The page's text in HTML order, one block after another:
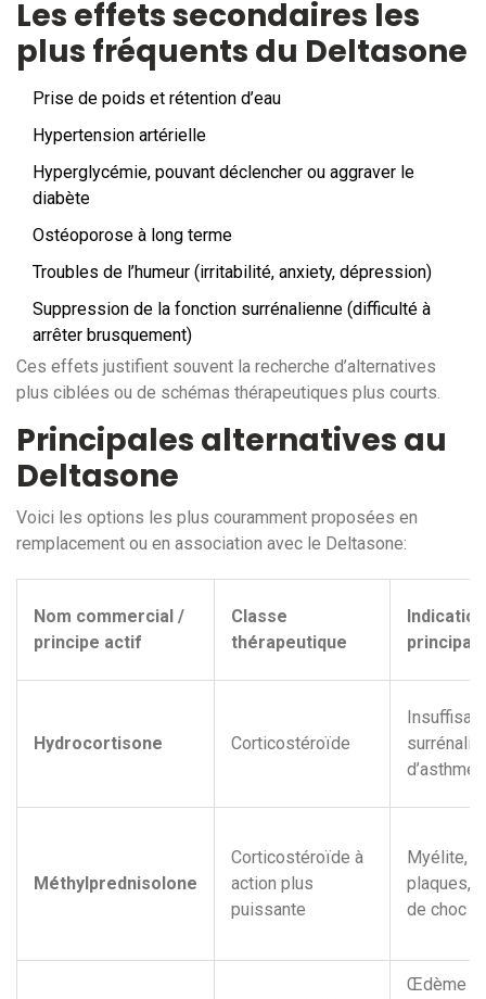
Les effets secondaires les
plus fréquents du Deltasone
Prise de poids et rétention d’eau
Hypertension artérielle
Hyperglycémie, pouvant déclencher ou aggraver le
diabète
Ostéoporose à long terme
Troubles de l’humeur (irritabilité, anxiety, dépression)
Suppression de la fonction surrénalienne (difficulté à
arrêter brusquement)
Ces effets justifient souvent la recherche d’alternatives
plus ciblées ou de schémas thérapeutiques plus courts.
Principales alternatives au
Deltasone
Voici les options les plus couramment proposées en
remplacement ou en association avec le Deltasone:
Nom commercial /
principe actif
Classe
thérapeutique
Hydrocortisone Corticostéroïde
d’asthme
Méthylprednisolone
Corticostéroïde à
action plus
puissante
Myélite,
plaques,
de choc
Œdème